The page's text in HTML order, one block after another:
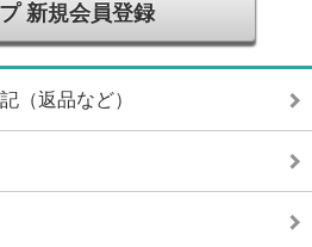
新規会員登録
（返品など）